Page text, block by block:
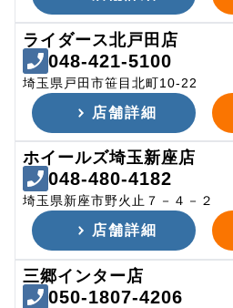
ライダース北戸田店
048-421-5100
埼玉県戸田市笹目北町10-22
店舗詳細
ホイールズ埼玉新座店
048-480-4182
埼玉県新座市野火止７－４－２
店舗詳細
三郷インター店
050-1807-4206